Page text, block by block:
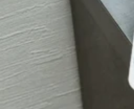
おすすめの本
紹介します。
おすすめのイベント